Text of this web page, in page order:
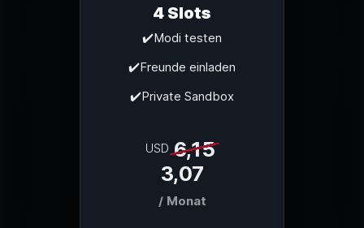
4 Slots
✔️Modi testen
✔️Freunde einladen
✔️Private Sandbox
USD 6,15
3,07
/ Monat